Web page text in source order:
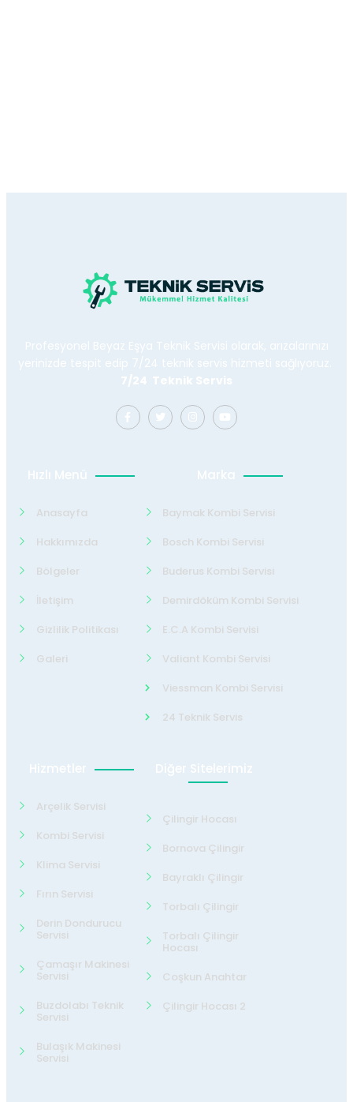
Profesyonel Beyaz Eşya Teknik Servisi olarak, arızalarınızı
yerinizde tespit edip 7/24 teknik servis hizmeti sağlıyoruz.
7/24 Teknik Servis
Hızlı Menü
Anasayfa
Hakkımızda
Bölgeler
İletişim
Gizlilik Politikası
Galeri
Marka
Baymak Kombi Servisi
Bosch Kombi Servisi
Buderus Kombi Servisi
Demirdöküm Kombi Servisi
E.C.A Kombi Servisi
Valiant Kombi Servisi
Viessman Kombi Servisi
24 Teknik Servis
Hizmetler
Arçelik Servisi
Kombi Servisi
Klima Servisi
Fırın Servisi
Derin Dondurucu
Servisi
Çamaşır Makinesi
Servisi
Buzdolabı Teknik
Servisi
Bulaşık Makinesi
Servisi
Diğer Sitelerimiz
Çilingir Hocası
Bornova Çilingir
Bayraklı Çilingir
Torbalı Çilingir
Torbalı Çilingir
Hocası
Coşkun Anahtar
Çilingir Hocası 2